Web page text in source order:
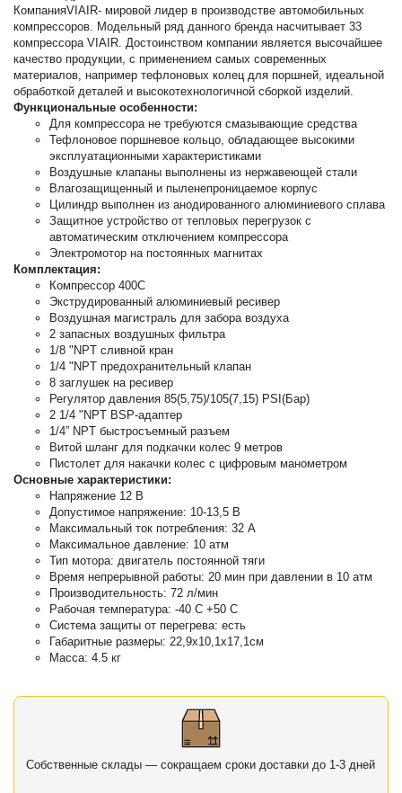
КомпанияVIAIR- мировой лидер в производстве автомобильных
компрессоров. Модельный ряд данного бренда насчитывает 33
компрессора VIAIR. Достоинством компании является высочайшее
качество продукции, с применением самых современных
материалов, например тефлоновых колец для поршней, идеальной
обработкой деталей и высокотехнологичной сборкой изделий.
Функциональные особенности:
Для компрессора не требуются смазывающие средства
Тефлоновое поршневое кольцо, обладающее высокими
эксплуатационными характеристиками
Воздушные клапаны выполнены из нержавеющей стали
Влагозащищенный и пыленепроницаемое корпус
Цилиндр выполнен из анодированного алюминиевого сплава
Защитное устройство от тепловых перегрузок с
автоматическим отключением компрессора
Электромотор на постоянных магнитах
Комплектация:
Компрессор 400C
Экструдированный алюминиевый ресивер
Воздушная магистраль для забора воздуха
2 запасных воздушных фильтра
1/8 "NPT сливной кран
1/4 "NPT предохранительный клапан
8 заглушек на ресивер
Регулятор давления 85(5,75)/105(7,15) PSI(Бар)
2 1/4 "NPT BSP-адаптер
1/4” NPT быстросъемный разъем
Витой шланг для подкачки колес 9 метров
Пистолет для накачки колес с цифровым манометром
Основные характеристики:
Напряжение 12 В
Допустимое напряжение: 10-13,5 В
Максимальный ток потребления: 32 А
Максимальное давление: 10 атм
Тип мотора: двигатель постоянной тяги
Время непрерывной работы: 20 мин при давлении в 10 атм
Производительность: 72 л/мин
Рабочая температура: -40 С +50 С
Система защиты от перегрева: есть
Габаритные размеры: 22,9х10,1х17,1см
Масса: 4.5 кг
Собственные склады — сокращаем сроки доставки до 1-3 дней